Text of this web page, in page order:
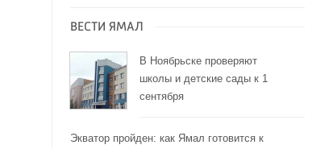
ВЕСТИ ЯМАЛ
В Ноябрьске проверяют
школы и детские сады к 1
сентября
Экватор пройден: как Ямал готовится к